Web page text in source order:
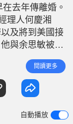
n
n
c
t
u
r
e
去年傳離婚。
理人何慶湘
及將到美國接
與余思敏被發
媒拍到現身家
其後《東周
與余思敏未能
龍》宣傳 鄭
閱讀更多
自動播放